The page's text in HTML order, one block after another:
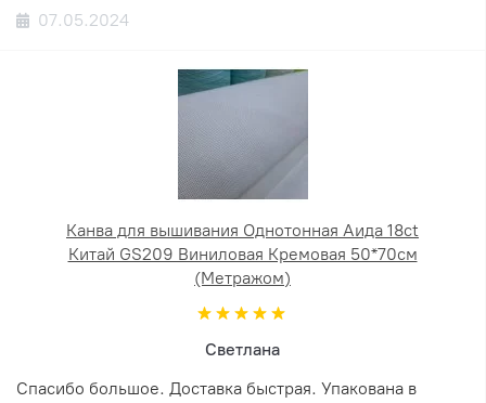
07.05.2024
Канва для вышивания Однотонная Аида 18ct
Китай GS209 Виниловая Кремовая 50*70см
(Метражом)
Светлана
Спасибо большое. Доставка быстрая. Упакована в